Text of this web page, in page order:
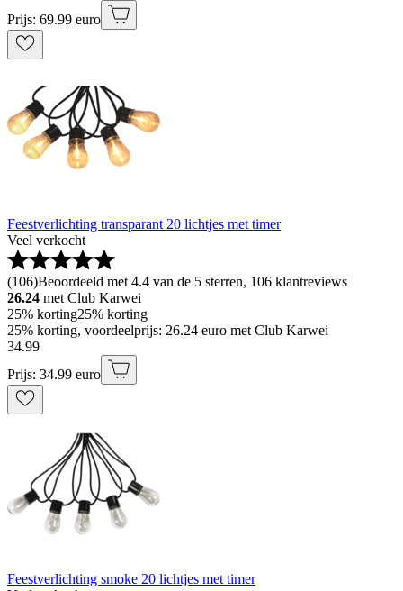
Prijs: 69.99 euro
Feestverlichting transparant 20 lichtjes met timer
Veel verkocht
(106)Beoordeeld met 4.4 van de 5 sterren, 106 klantreviews
26.24 met Club Karwei
25% korting25% korting
25% korting, voordeelprijs: 26.24 euro met Club Karwei
34.99
Prijs: 34.99 euro
Feestverlichting smoke 20 lichtjes met timer